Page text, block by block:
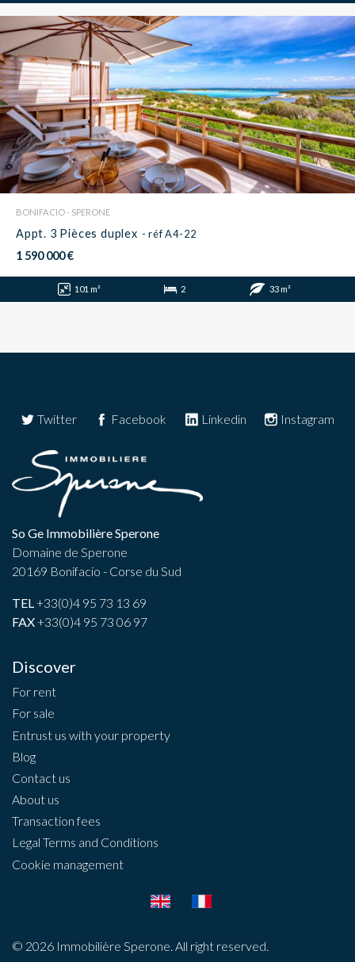
BONIFACIO - SPERONE
Appt. 3 Pièces duplex - réf A4-22
1 590 000 €
101 m² 2 33 m²
Twitter Facebook Linkedin Instagram
So Ge Immobilière Sperone
Domaine de Sperone
20169 Bonifacio - Corse du Sud
TEL+33(0)4 95 73 13 69
FAX+33(0)4 95 73 06 97
Discover
For rent
For sale
Entrust us with your property
Blog
Contact us
About us
Transaction fees
Legal Terms and Conditions
Cookie management
© 2026 Immobilière Sperone. All right reserved.